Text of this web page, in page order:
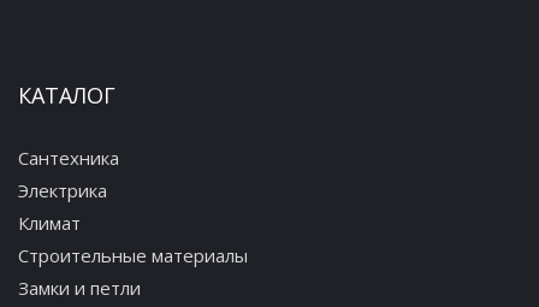
КАТАЛОГ
Сантехника
Электрика
Климат
Строительные материалы
Замки и петли